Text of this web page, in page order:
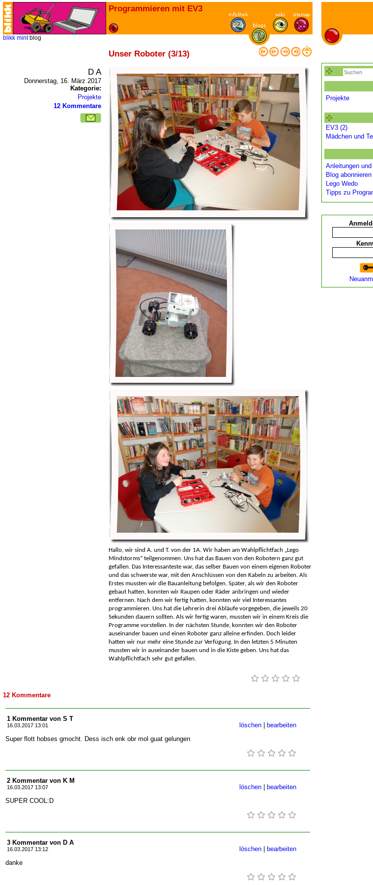
Programmieren mit EV3
blikk mint blog
Unser Roboter (3/13)
D A
Donnerstag, 16. März 2017
Kategorie:
Projekte
12 Kommentare
Hallo, wir sind A. und T. von der 1A. Wir haben am Wahlpflichtfach „Lego
Mindstorms“ teilgenommen. Uns hat das Bauen von den Robotern ganz gut
gefallen. Das Interessanteste war, das selber Bauen von einem eigenen Roboter
und das schwerste war, mit den Anschlüssen von den Kabeln zu arbeiten. Als
Erstes mussten wir die Bauanleitung befolgen. Später, als wir den Roboter
gebaut hatten, konnten wir Raupen oder Räder anbringen und wieder
entfernen. Nach dem wir fertig hatten, konnten wir viel Interessantes
programmieren. Uns hat die Lehrerin drei Abläufe vorgegeben, die jeweils 20
Sekunden dauern sollten. Als wir fertig waren, mussten wir in einem Kreis die
Programme vorstellen. In der nächsten Stunde, konnten wir den Roboter
auseinander bauen und einen Roboter ganz alleine erfinden. Doch leider
hatten wir nur mehr eine Stunde zur Verfügung. In den letzten 5 Minuten
mussten wir in auseinander bauen und in die Kiste geben. Uns hat das
Wahlpflichtfach sehr gut gefallen.
12 Kommentare
1 Kommentar von S T
16.03.2017 13:01 bearbeiten
löschen
Super flott hobses gmocht. Dess isch enk obr mol guat gelungen
2 Kommentar von K M
16.03.2017 13:07 bearbeiten
löschen
SUPER COOL:D
3 Kommentar von D A
16.03.2017 13:12 bearbeiten
löschen
danke
Projekte
EV3 (2)
Mädchen und
Anleitungen
Blog abonnieren
Lego Wedo
Tipps zu